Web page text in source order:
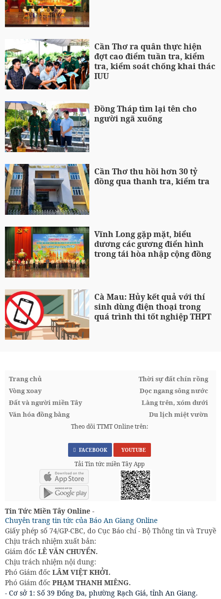
Cần Thơ ra quân thực hiện
đợt cao điểm tuần tra, kiểm
tra, kiểm soát chống khai thác
IUU
Đồng Tháp tìm lại tên cho
người ngã xuống
Cần Thơ thu hồi hơn 30 tỷ
đồng qua thanh tra, kiểm tra
Vĩnh Long gặp mặt, biểu
dương các gương điển hình
trong tái hòa nhập cộng đồng
Cà Mau: Hủy kết quả với thí
sinh dùng điện thoại trong
quá trình thi tốt nghiệp THPT
Trang chủ
Thời sự đất chín rồng
Vòng xoay
Dọc ngang sông nước
Đất và người miền Tây
Làng trên, xóm dưới
Văn hóa đồng bằng
Du lịch miệt vườn
Theo dõi TTMT Online trên:
FACEBOOK YOUTUBE
Tải Tin tức miền Tây App
Tin Tức Miền Tây Online -
Chuyên trang tin tức của Báo An Giang Online
Giấy phép số 74/GP-CBC, do Cục Báo chí - Bộ Thông tin và
Chịu trách nhiệm xuất bản:
Giám đốc LÊ VĂN CHUYỂN.
Chịu trách nhiệm nội dung:
Phó Giám đốc LÂM VIỆT KHỞI.
Phó Giám đốc PHẠM THANH MIÊNG.
- Cơ sở 1: Số 39 Đống Đa, phường Rạch Giá, tỉnh An Giang.